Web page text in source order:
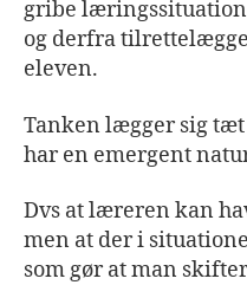
gribe
og derfra
eleven.
Tanken lægger sig
har en emergent
Dvs at læreren kan
men at der i
som gør at man